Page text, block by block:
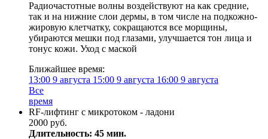
Радиочастотные волны воздействуют на как средние,
так и на нижние слои дермы, в том числе на подкожно-
жировую клетчатку, сокращаются все морщины,
убираются мешки под глазами, улучшается тон лица и
тонус кожи. Уход с маской
Ближайшее время:
13:00 9 августа 15:00 9 августа 16:00 9 августа
Все
время
RF-лифтинг с микротоком - ладони
2000 руб.
Длительность: 45 мин.